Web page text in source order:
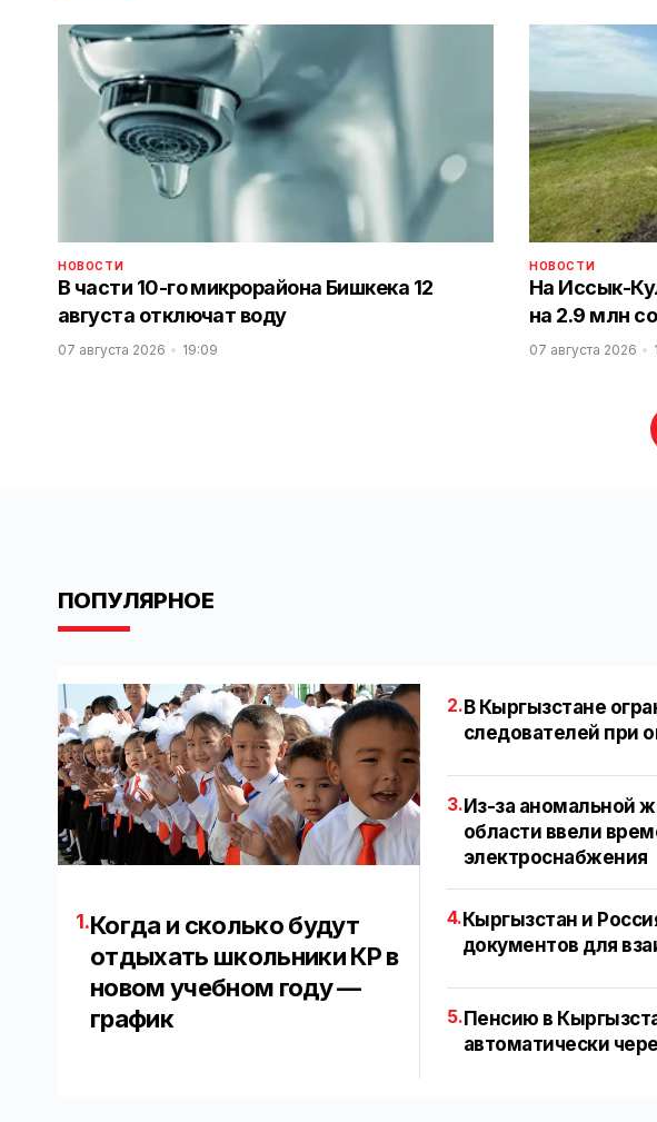
НОВОСТИ
В части 10-го микрорайона Бишкека 12
августа отключат воду
07 августа 2026 19:09
НОВОСТИ
На Иссык-
на 2.9 млн
07 августа 2026
ПОПУЛЯРНОЕ
1.Когда и сколько будут
отдыхать школьники КР в
новом учебном году —
график
2. В Кыргызстане
следователей при
3.Из-за аномальной
области ввели
электроснабжения
4.Кыргызстан и
документов для
5.Пенсию в
автоматически